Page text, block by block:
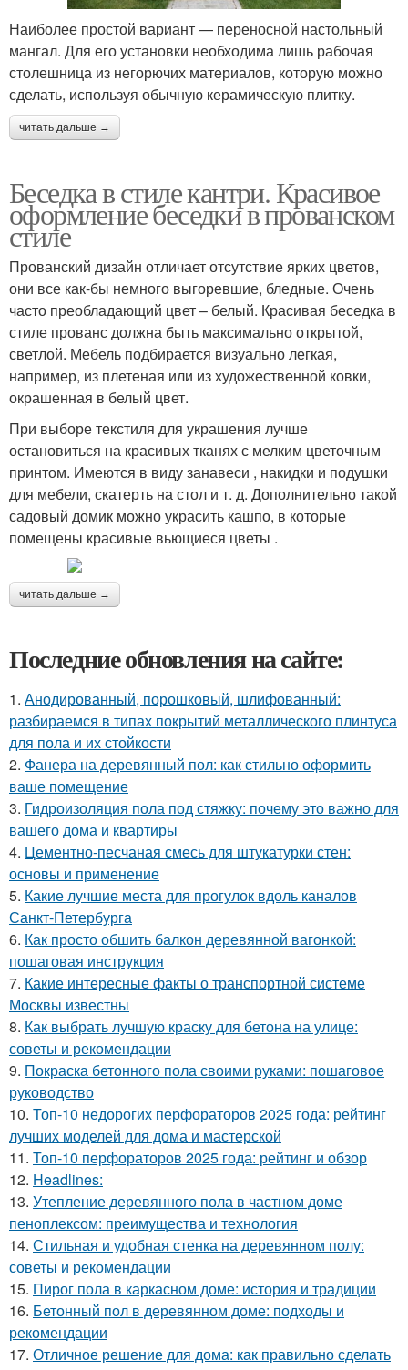
Наиболее простой вариант — переносной настольный
мангал. Для его установки необходима лишь рабочая
столешница из негорючих материалов, которую можно
сделать, используя обычную керамическую плитку.
читать дальше →
Беседка в стиле кантри. Красивое
оформление беседки в прованском
стиле
Прованский дизайн отличает отсутствие ярких цветов,
они все как-бы немного выгоревшие, бледные. Очень
часто преобладающий цвет – белый. Красивая беседка в
стиле прованс должна быть максимально открытой,
светлой. Мебель подбирается визуально легкая,
например, из плетеная или из художественной ковки,
окрашенная в белый цвет.
При выборе текстиля для украшения лучше
остановиться на красивых тканях с мелким цветочным
принтом. Имеются в виду занавеси , накидки и подушки
для мебели, скатерть на стол и т. д. Дополнительно такой
садовый домик можно украсить кашпо, в которые
помещены красивые вьющиеся цветы .
читать дальше →
Последние обновления на сайте:
1. Анодированный, порошковый, шлифованный:
разбираемся в типах покрытий металлического плинтуса
для пола и их стойкости
2. Фанера на деревянный пол: как стильно оформить
ваше помещение
3. Гидроизоляция пола под стяжку: почему это важно для
вашего дома и квартиры
4. Цементно-песчаная смесь для штукатурки стен:
основы и применение
5. Какие лучшие места для прогулок вдоль каналов
Санкт-Петербурга
6. Как просто обшить балкон деревянной вагонкой:
пошаговая инструкция
7. Какие интересные факты о транспортной системе
Москвы известны
8. Как выбрать лучшую краску для бетона на улице:
советы и рекомендации
9. Покраска бетонного пола своими руками: пошаговое
руководство
10. Топ-10 недорогих перфораторов 2025 года: рейтинг
лучших моделей для дома и мастерской
11. Топ-10 перфораторов 2025 года: рейтинг и обзор
12. Headlines:
13. Утепление деревянного пола в частном доме
пеноплексом: преимущества и технология
14. Стильная и удобная стенка на деревянном полу:
советы и рекомендации
15. Пирог пола в каркасном доме: история и традиции
16. Бетонный пол в деревянном доме: подходы и
рекомендации
17. Отличное решение для дома: как правильно сделать